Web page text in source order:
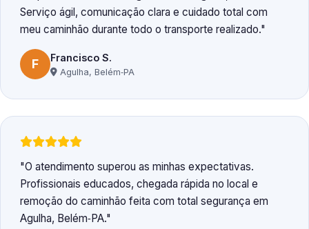
Serviço ágil, comunicação clara e cuidado total com
meu caminhão durante todo o transporte realizado.
F Francisco S.
Agulha, Belém‑PA
O atendimento superou as minhas expectativas.
Profissionais educados, chegada rápida no local e
remoção do caminhão feita com total segurança em
Agulha, Belém‑PA.